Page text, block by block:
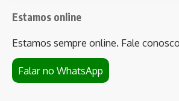
Estamos online
Estamos sempre online. Fale
Falar no WhatsApp